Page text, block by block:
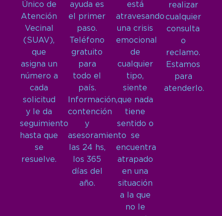
Único de
Atención
Vecinal
(SUAV),
que
asigna un
número a
cada
solicitud
y le da
seguimiento
hasta que
se
resuelve.
ayuda es
el primer
paso.
Teléfono
gratuito
para
todo el
país.
Información,
contención
y
asesoramiento
las 24 hs,
los 365
días del
año.
está
atravesando
una crisis
emocional
de
cualquier
tipo,
siente
que nada
tiene
sentido o
se
encuentra
atrapado
en una
situación
a la que
no le
realizar
cualquier
consulta
o
reclamo.
Estamos
para
atenderlo.